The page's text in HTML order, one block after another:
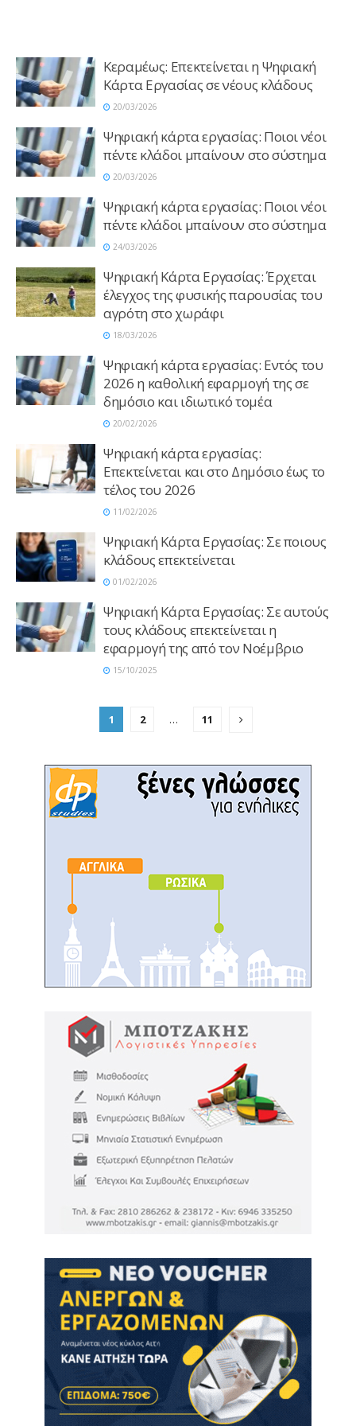
Κεραμέως: Επεκτείνεται η Ψηφιακή
Κάρτα Εργασίας σε νέους κλάδους
20/03/2026
Ψηφιακή κάρτα εργασίας: Ποιοι νέοι
πέντε κλάδοι μπαίνουν στο σύστημα
20/03/2026
Ψηφιακή κάρτα εργασίας: Ποιοι νέοι
πέντε κλάδοι μπαίνουν στο σύστημα
24/03/2026
Ψηφιακή Κάρτα Εργασίας: Έρχεται
έλεγχος της φυσικής παρουσίας του
αγρότη στο χωράφι
18/03/2026
Ψηφιακή κάρτα εργασίας: Εντός του
2026 η καθολική εφαρμογή της σε
δημόσιο και ιδιωτικό τομέα
20/02/2026
Ψηφιακή κάρτα εργασίας:
Επεκτείνεται και στο Δημόσιο έως το
τέλος του 2026
11/02/2026
Ψηφιακή Κάρτα Εργασίας: Σε ποιους
κλάδους επεκτείνεται
01/02/2026
Ψηφιακή Κάρτα Εργασίας: Σε αυτούς
τους κλάδους επεκτείνεται η
εφαρμογή της από τον Νοέμβριο
15/10/2025
1 2 … 11